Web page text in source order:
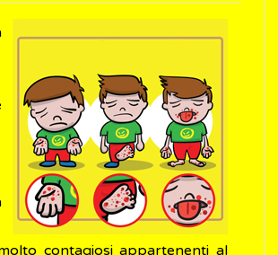
contagiosi appartenenti al